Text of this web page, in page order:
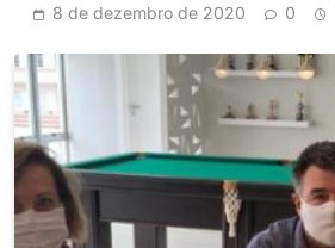
8 de dezembro de 2020 0